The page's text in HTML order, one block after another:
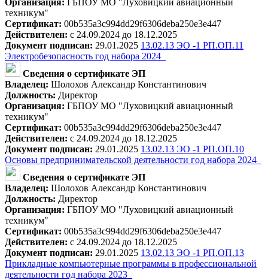
техникум"
Сертификат: 00b535a3c994dd29f6306deba250e3e447
Действителен: с 24.09.2024 до 18.12.2025
Документ подписан: 29.01.2025 13.02.13 ЭО -1 РП.ОП.11
Электробезопасность год набора 2024_
Сведения о сертификате ЭП
Владелец: Шолохов Александр Константинович
Должность: Директор
Организация: ГБПОУ МО "Луховицкий авиационный
техникум"
Сертификат: 00b535a3c994dd29f6306deba250e3e447
Действителен: с 24.09.2024 до 18.12.2025
Документ подписан: 29.01.2025 13.02.13 ЭО -1 РП.ОП.10
Основы предпринимательской деятельности год набора 2024_
Сведения о сертификате ЭП
Владелец: Шолохов Александр Константинович
Должность: Директор
Организация: ГБПОУ МО "Луховицкий авиационный
техникум"
Сертификат: 00b535a3c994dd29f6306deba250e3e447
Действителен: с 24.09.2024 до 18.12.2025
Документ подписан: 29.01.2025 13.02.13 ЭО -1 РП.ОП.13
Прикладные компьютерные программы в профессиональной
деятельности год набора 2023_